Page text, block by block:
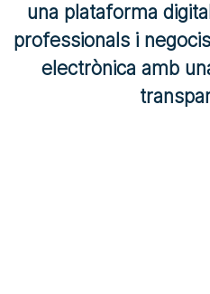
una plataforma
professionals i
electrònica amb